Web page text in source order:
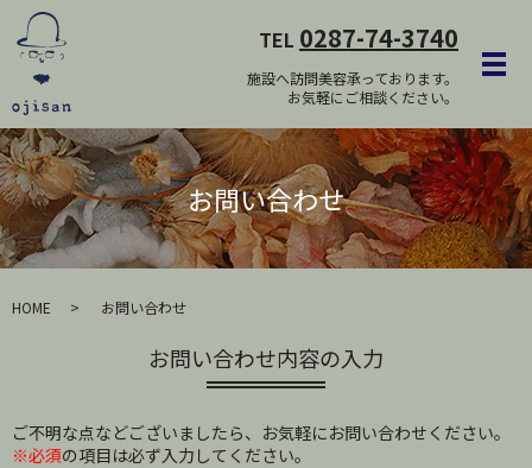
TEL 0287-74-3740
施設へ訪問美容承っております。
お気軽にご相談ください。
メ
お問い合わせ
HOME お問い合わせ
お問い合わせ内容の入力
ご不明な点などございましたら、お気軽にお問い合わせください。
※必須の項目は必ず入力してください。